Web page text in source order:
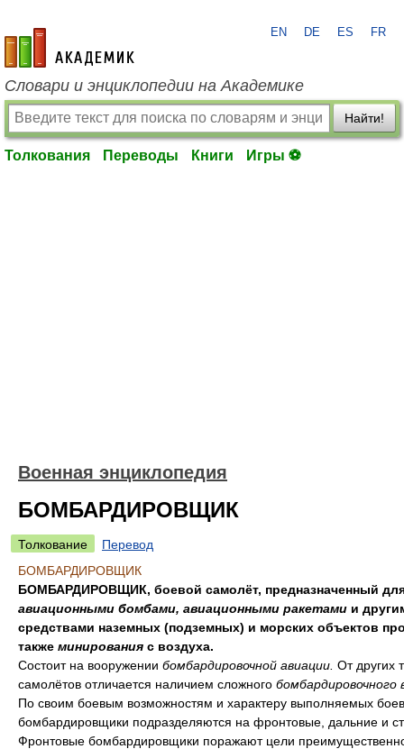
academic.ru
EN DE ES FR
Словари и энциклопедии на Академике
Найти!
Толкования Переводы Книги Игры ⚽
Военная энциклопедия
БОМБАРДИРОВЩИК
Толкование
Перевод
БОМБАРДИРОВЩИК
БОМБАРДИРОВЩИК, боевой самолёт, предназначенный
авиационными бомбами, авиационными ракетами и
средствами наземных (подземных) и морских объектов
также минирования с воздуха.
Состоит на вооружении бомбардировочной авиации. От других
самолётов отличается наличием сложного бомбардировочного
По своим боевым возможностям и характеру выполняемых
бомбардировщики подразделяются на фронтовые, дальние и
Фронтовые бомбардировщики поражают цели